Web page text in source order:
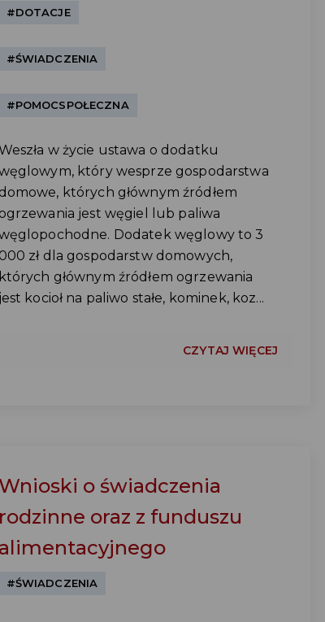
#DOTACJE
#ŚWIADCZENIA
#POMOCSPOŁECZNA
w życie ustawa o dodatku
który wesprze gospodarstwa
których głównym źródłem
jest węgiel lub paliwa
Dodatek węglowy to 3
zł dla gospodarstw domowych,
głównym źródłem ogrzewania
kocioł na paliwo stałe, kominek, koz...
CZYTAJ WIĘCEJ
o świadczenia
oraz z funduszu
#ŚWIADCZENIA